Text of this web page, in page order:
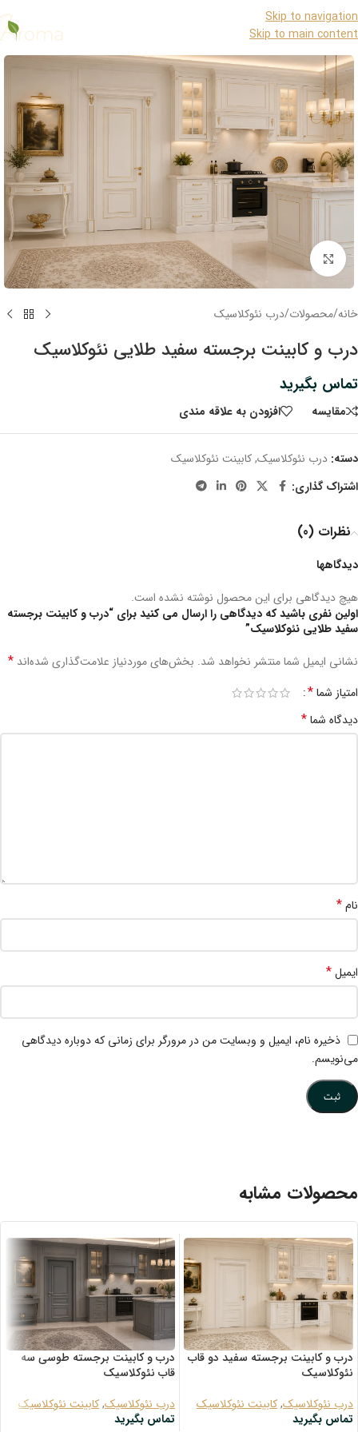
Skip to navigation
Skip to main content
برای بزرگنمایی کلیک کنید
خانه/محصولات/درب نئوکلاسیک
درب و کابینت برجسته سفید طلایی نئوکلاسیک
تماس بگیرید
مقايسه افزودن به علاقه مندی
دسته: درب نئوکلاسیک,کابینت نئوکلاسیک
اشتراک گذاری:
نظرات (0)
دیدگاهها
هیچ دیدگاهی برای این محصول نوشته نشده است.
اولین نفری باشید که دیدگاهی را ارسال می کنید برای “درب و کابینت برجسته
سفید طلایی نئوکلاسیک”
نشانی ایمیل شما منتشر نخواهد شد. بخش‌های موردنیاز علامت‌گذاری شده‌اند *
امتیاز شما*
دیدگاه شما*
نام*
ایمیل*
ذخیره نام، ایمیل و وبسایت من در مرورگر برای زمانی که دوباره دیدگاهی
می‌نویسم.
محصولات مشابه
درب و کابینت برجسته سفید دو قاب
نئوکلاسیک
درب نئوکلاسیک,کابینت نئوکلاسیک
تماس بگیرید
درب و کابینت برجسته طوسی سه
قاب نئوکلاسیک
درب نئوکلاسیک,کابینت نئوکلاسیک
تماس بگیرید